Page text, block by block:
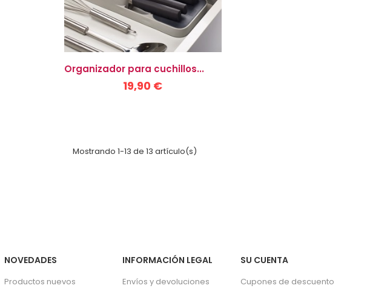
Organizador para cuchillos...
19,90 €
Mostrando 1-13 de 13 artículo(s)
NOVEDADES
Productos nuevos
INFORMACIÓN LEGAL
Envíos y devoluciones
SU CUENTA
Cupones de descuento